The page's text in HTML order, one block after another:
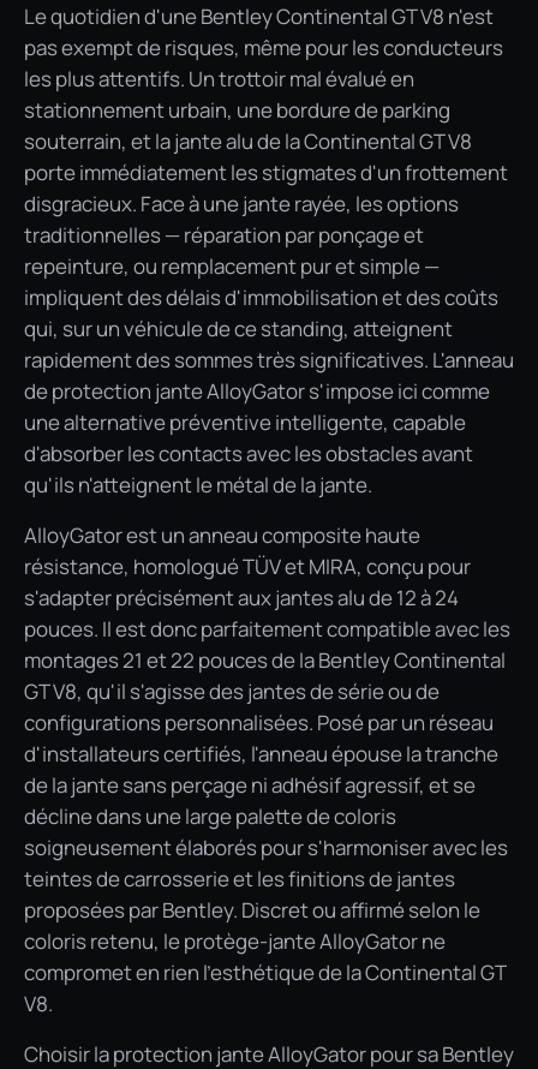
Le quotidien d'une Bentley Continental GT V8 n'est
pas exempt de risques, même pour les conducteurs
les plus attentifs. Un trottoir mal évalué en
stationnement urbain, une bordure de parking
souterrain, et la jante alu de la Continental GT V8
porte immédiatement les stigmates d'un frottement
disgracieux. Face à une jante rayée, les options
traditionnelles — réparation par ponçage et
repeinture, ou remplacement pur et simple —
impliquent des délais d'immobilisation et des coûts
qui, sur un véhicule de ce standing, atteignent
rapidement des sommes très significatives. L'anneau
de protection jante AlloyGator s'impose ici comme
une alternative préventive intelligente, capable
d'absorber les contacts avec les obstacles avant
qu'ils n'atteignent le métal de la jante.
AlloyGator est un anneau composite haute
résistance, homologué TÜV et MIRA, conçu pour
s'adapter précisément aux jantes alu de 12 à 24
pouces. Il est donc parfaitement compatible avec les
montages 21 et 22 pouces de la Bentley Continental
GT V8, qu'il s'agisse des jantes de série ou de
configurations personnalisées. Posé par un réseau
d'installateurs certifiés, l'anneau épouse la tranche
de la jante sans perçage ni adhésif agressif, et se
décline dans une large palette de coloris
soigneusement élaborés pour s'harmoniser avec les
teintes de carrosserie et les finitions de jantes
proposées par Bentley. Discret ou affirmé selon le
coloris retenu, le protège-jante AlloyGator ne
compromet en rien l'esthétique de la Continental GT
V8.
Choisir la protection jante AlloyGator pour sa Bentley